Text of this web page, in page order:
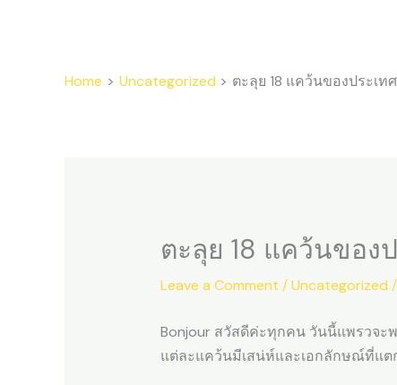
Home Uncategorized ตะลุย 18 แคว้นของประเท
ตะลุย 18 แคว้นของ
Leave a Comment /Uncategorized
Bonjour สวัสดีค่ะทุกคน วันนี้แพรวจะ
แต่ละแคว้นมีเสน่ห์และเอกลักษณ์ที่แต